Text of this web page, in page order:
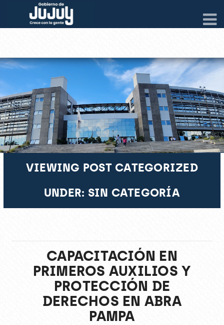
VIEWING POST CATEGORIZED
UNDER: SIN CATEGORÍA
CAPACITACIÓN EN
PRIMEROS AUXILIOS Y
PROTECCIÓN DE
DERECHOS EN ABRA
PAMPA